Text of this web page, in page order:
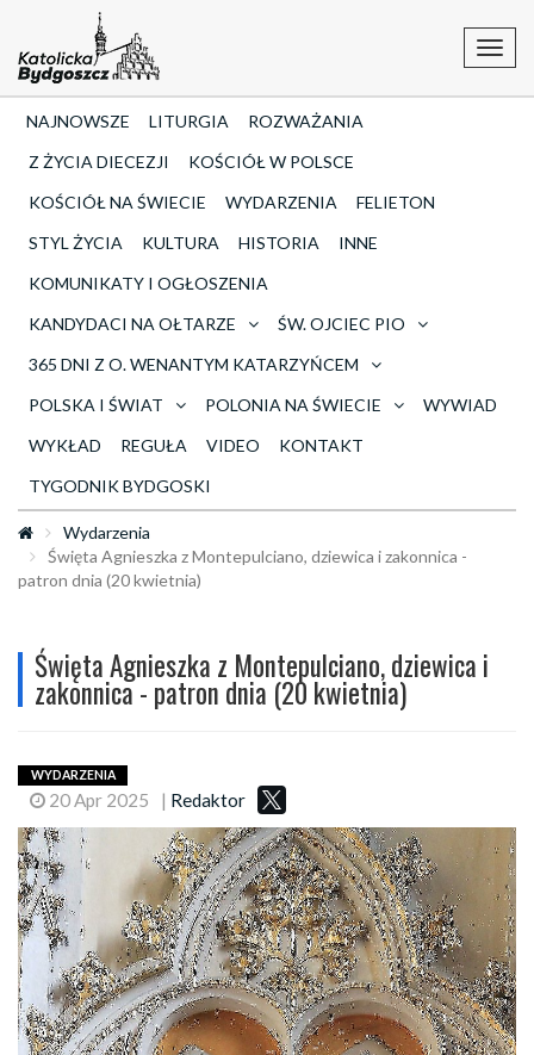
NAJNOWSZE LITURGIA
ROZWAŻANIA
Z ŻYCIA DIECEZJI
KOŚCIÓŁ W POLSCE
KOŚCIÓŁ NA ŚWIECIE
WYDARZENIA
FELIETON
STYL ŻYCIA
KULTURA HISTORIA
INNE
KOMUNIKATY I OGŁOSZENIA
KANDYDACI NA OŁTARZE
ŚW. OJCIEC PIO
365 DNI Z O. WENANTYM KATARZYŃCEM
POLSKA I ŚWIAT
POLONIA NA ŚWIECIE
WYWIAD
WYKŁAD
REGUŁA VIDEO
KONTAKT
TYGODNIK BYDGOSKI
Wydarzenia
Święta Agnieszka z Montepulciano, dziewica i zakonnica -
patron dnia (20 kwietnia)
Święta Agnieszka z Montepulciano, dziewica i
zakonnica - patron dnia (20 kwietnia)
WYDARZENIA
20 Apr 2025 | Redaktor